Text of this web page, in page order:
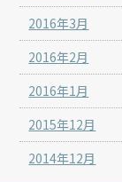
2016年3月
2016年2月
2016年1月
2015年12月
2014年12月